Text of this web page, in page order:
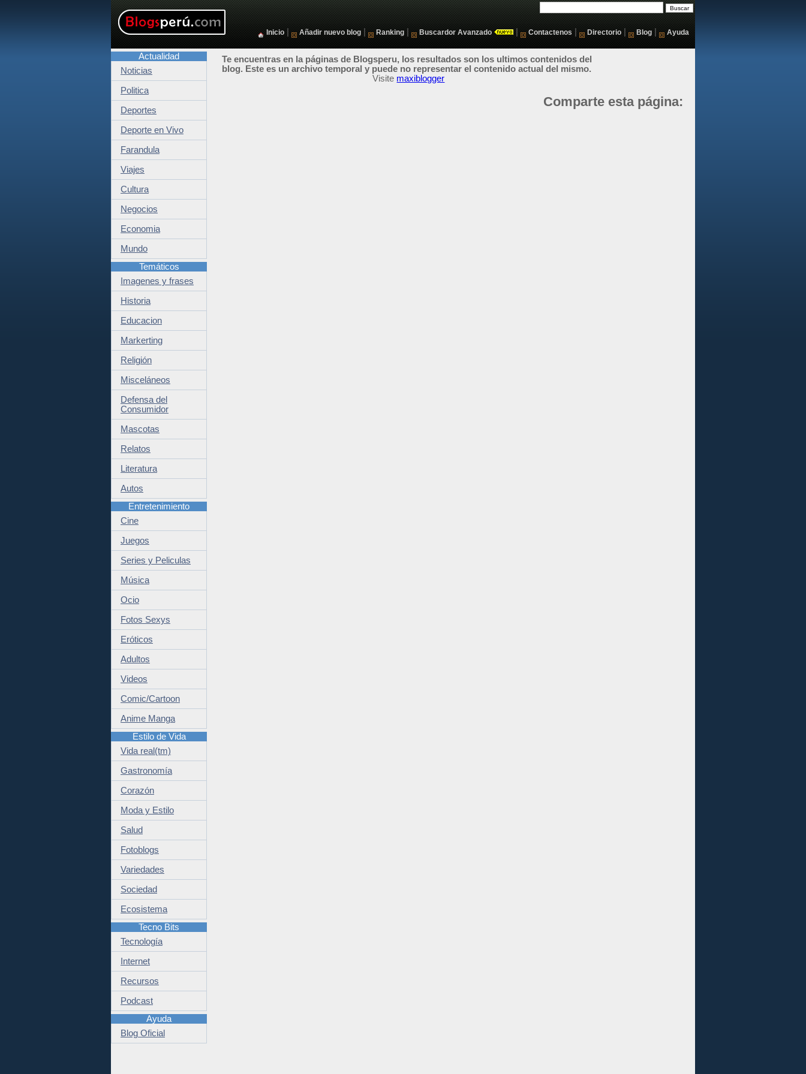
Inicio Añadir nuevo blog Ranking Buscardor Avanzado Contactenos Directorio Blog Ayuda
Te encuentras en la páginas de Blogsperu, los resultados son los ultimos contenidos del
blog. Este es un archivo temporal y puede no representar el contenido actual del mismo.
Visite maxiblogger
Comparte esta página:
Actualidad
Noticias
Politica
Deportes
Deporte en Vivo
Farandula
Viajes
Cultura
Negocios
Economia
Mundo
Temáticos
Imagenes y frases
Historia
Educacion
Markerting
Religión
Misceláneos
Defensa del
Consumidor
Mascotas
Relatos
Literatura
Autos
Entretenimiento
Cine
Juegos
Series y Peliculas
Música
Ocio
Fotos Sexys
Eróticos
Adultos
Videos
Comic/Cartoon
Anime Manga
Estilo de Vida
Vida real(tm)
Gastronomía
Corazón
Moda y Estilo
Salud
Fotoblogs
Variedades
Sociedad
Ecosistema
Tecno Bits
Tecnología
Internet
Recursos
Podcast
Ayuda
Blog Oficial